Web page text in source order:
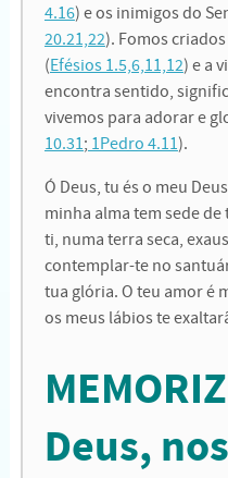
4.16) e os inimigos do
20.21,22). Fomos
(Efésios 1.5,6,11,12) e a
encontra sentido,
vivemos para adorar e
10.31; 1Pedro 4.11).
Ó Deus, tu és o meu
minha alma tem sede
ti, numa terra seca,
contemplar-te no
tua glória. O teu amor é
os meus lábios te
Deus,